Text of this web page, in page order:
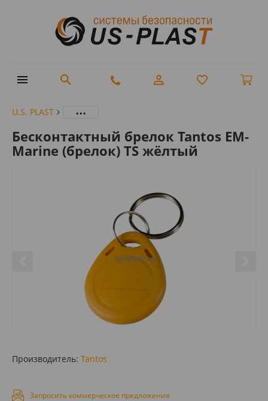
U.S. PLAST ...
Бесконтактный брелок Tantos EM-
Marine (брелок) TS жёлтый
Производитель: Tantos
Запросить коммерческое предложение